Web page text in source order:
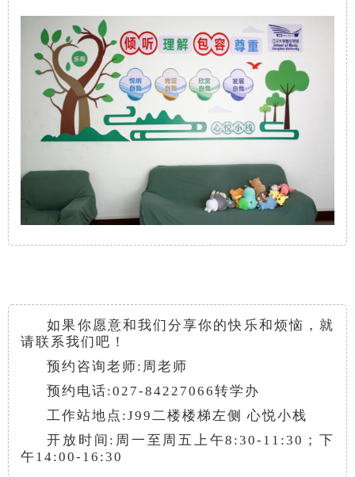
如果你愿意和我们分享你的快乐和烦恼，就
请联系我们吧！
预约咨询老师:周老师
预约电话:027-84227066转学办
工作站地点:J99二楼楼梯左侧 心悦小栈
开放时间:周一至周五上午8:30-11:30；下
午14:00-16:30